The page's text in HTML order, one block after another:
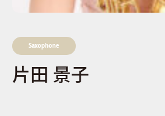
Saxophone
片田 景子​